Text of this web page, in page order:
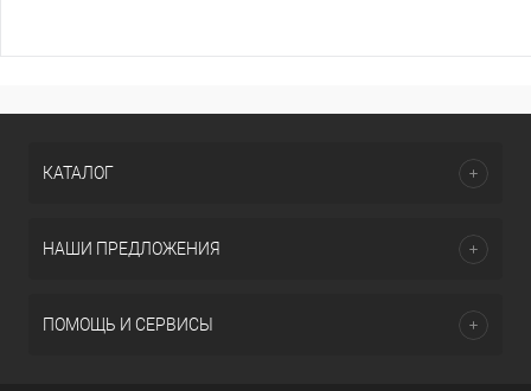
КАТАЛОГ
НАШИ ПРЕДЛОЖЕНИЯ
ПОМОЩЬ И СЕРВИСЫ